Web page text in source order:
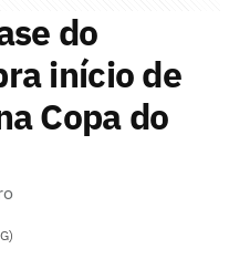
do
início de
Copa do